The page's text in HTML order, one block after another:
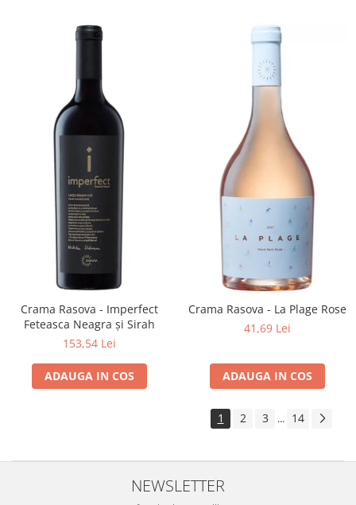
Crama Rasova - Imperfect
Feteasca Neagra și Sirah
153,54 Lei
ADAUGA IN COS
Crama Rasova - La Plage Rose
41,69 Lei
ADAUGA IN COS
1 2 3 ... 14
NEWSLETTER